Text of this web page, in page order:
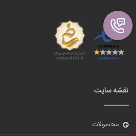
نقشه سایت
محصولات